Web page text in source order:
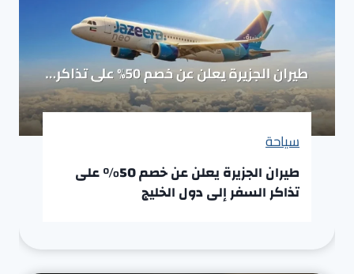
سياحة
طيران الجزيرة يعلن عن خصم 50% على
تذاكر السفر إلى دول الخليج